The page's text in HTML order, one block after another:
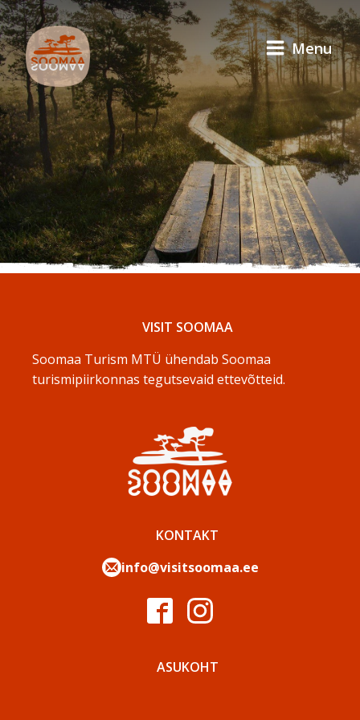
Menu
VISIT SOOMAA
Soomaa Turism MTÜ ühendab Soomaa
turismipiirkonnas tegutsevaid ettevõtteid.
KONTAKT
info@visitsoomaa.ee
ASUKOHT